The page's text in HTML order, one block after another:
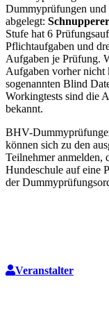
Dummyprüfungen und
abgelegt:
Stufe hat 6
Pflichtaufgaben und
Aufgaben je Prüfung.
Aufgaben vorher nicht
sogenannten Blind
Workingtests sind die
bekannt.
BHV-
können sich zu den
Teilnehmer anmelden,
Hundeschule auf eine
der
Veranstalter